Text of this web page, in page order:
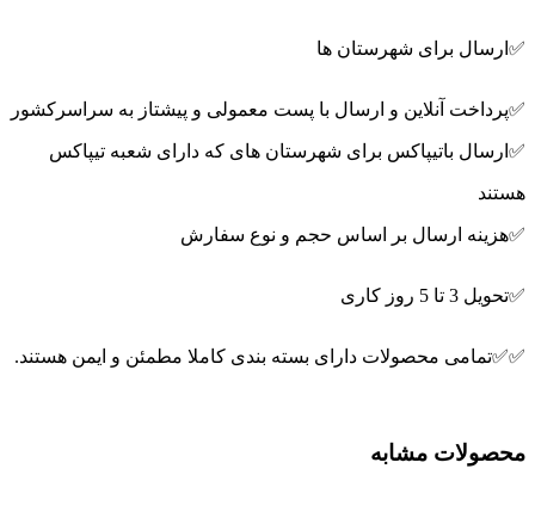
✅ارسال برای شهرستان ها
✅پرداخت آنلاین و ارسال با پست معمولی و پیشتاز به سراسرکشور
✅ارسال باتیپاکس برای شهرستان های که دارای شعبه تیپاکس
هستند
✅هزینه ارسال بر اساس حجم و نوع سفارش
✅تحویل 3 تا 5 روز کاری
✅✅تمامی محصولات دارای بسته بندی کاملا مطمئن و ایمن هستند.
محصولات مشابه